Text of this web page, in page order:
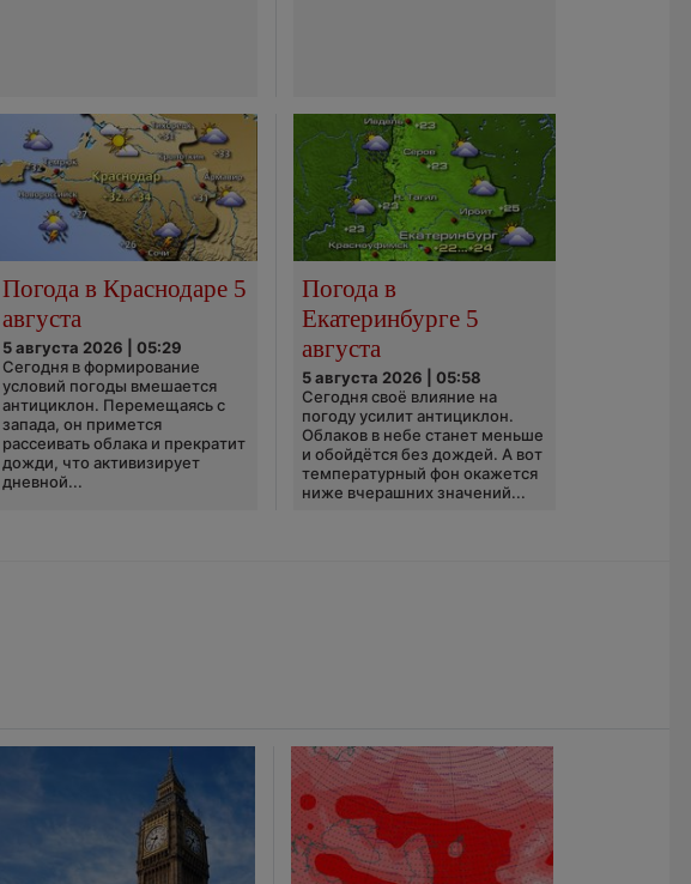
Погода в Краснодаре 5
августа
5 августа 2026 | 05:29
Сегодня в формирование
условий погоды вмешается
антициклон. Перемещаясь с
запада, он примется
рассеивать облака и прекратит
дожди, что активизирует
дневной...
Погода в
Екатеринбурге 5
августа
5 августа 2026 | 05:58
Сегодня своё влияние на
погоду усилит антициклон.
Облаков в небе станет меньше
и обойдётся без дождей. А вот
температурный фон окажется
ниже вчерашних значений...